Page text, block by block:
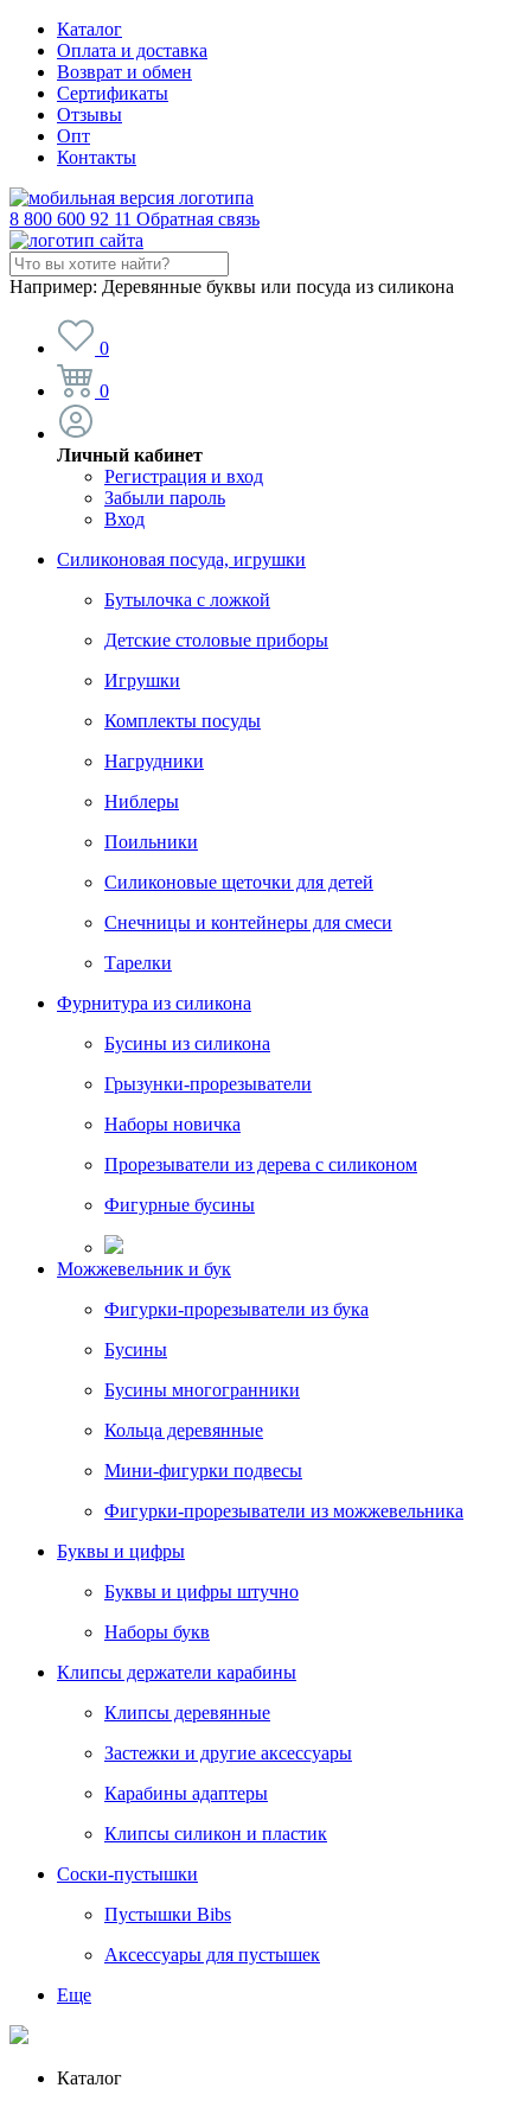
Каталог
Оплата и доставка
Возврат и обмен
Сертификаты
Отзывы
Опт
Контакты
8 800 600 92 11 Обратная связь
Например: Деревянные буквы или посуда из силикона
0
0
Личный кабинет
Регистрация и вход
Забыли пароль
Вход
Силиконовая посуда, игрушки
Бутылочка с ложкой
Детские столовые приборы
Игрушки
Комплекты посуды
Нагрудники
Ниблеры
Поильники
Силиконовые щеточки для детей
Снечницы и контейнеры для смеси
Тарелки
Фурнитура из силикона
Бусины из силикона
Грызунки-прорезыватели
Наборы новичка
Прорезыватели из дерева с силиконом
Фигурные бусины
Можжевельник и бук
Фигурки-прорезыватели из бука
Бусины
Бусины многогранники
Кольца деревянные
Мини-фигурки подвесы
Фигурки-прорезыватели из можжевельника
Буквы и цифры
Буквы и цифры штучно
Наборы букв
Клипсы держатели карабины
Клипсы деревянные
Застежки и другие аксессуары
Карабины адаптеры
Клипсы силикон и пластик
Соски-пустышки
Пустышки Bibs
Аксессуары для пустышек
Еще
Каталог